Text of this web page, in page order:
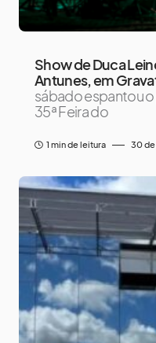
Show de Duca
Antunes, em
sábado espantou
35ª Feira do
1 min de leitura 30 de